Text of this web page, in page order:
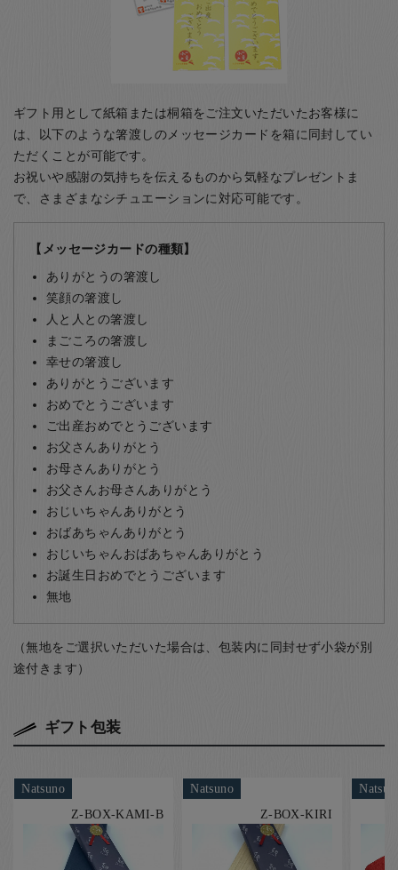
ギフト用として紙箱または桐箱をご注文いただいたお客様に
は、以下のような箸渡しのメッセージカードを箱に同封してい
ただくことが可能です。
お祝いや感謝の気持ちを伝えるものから気軽なプレゼントま
で、さまざまなシチュエーションに対応可能です。
【メッセージカードの種類】
ありがとうの箸渡し
笑顔の箸渡し
人と人との箸渡し
まごころの箸渡し
幸せの箸渡し
ありがとうございます
おめでとうございます
ご出産おめでとうございます
お父さんありがとう
お母さんありがとう
お父さんお母さんありがとう
おじいちゃんありがとう
おばあちゃんありがとう
おじいちゃんおばあちゃんありがとう
お誕生日おめでとうございます
無地
（無地をご選択いただいた場合は、包装内に同封せず小袋が別
途付きます）
ギフト包装
Natsuno
Z-BOX-KAMI-B
Natsuno
Z-BOX-KIRI